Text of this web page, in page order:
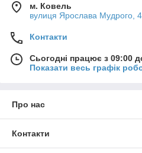
м. Ковель
вулиця Ярослава Мудрого,
Контакти
Сьогодні працює з 09:00
Показати весь графік
Про нас
Контакти